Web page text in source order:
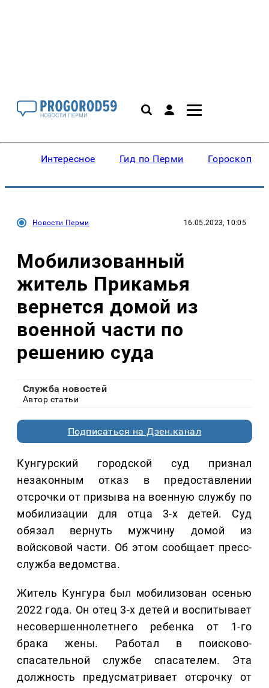
Интересное Гид по Перми Гороскопы
Новости Перми 16.05.2023, 10:05
Мобилизованный
житель Прикамья
вернется домой из
военной части по
решению суда
Служба новостей
Автор статьи
Подписаться на Дзен.канал
Кунгурский городской суд признал
незаконным отказ в предоставлении
отсрочки от призыва на военную службу по
мобилизации для отца 3-х детей. Суд
обязал вернуть мужчину домой из
войсковой части. Об этом сообщает пресс-
служба ведомства.
Житель Кунгура был мобилизован осенью
2022 года. Он отец 3-х детей и воспитывает
несовершеннолетнего ребенка от 1-го
брака жены. Работал в поисково-
спасательной службе спасателем. Эта
должность предусматривает отсрочку от